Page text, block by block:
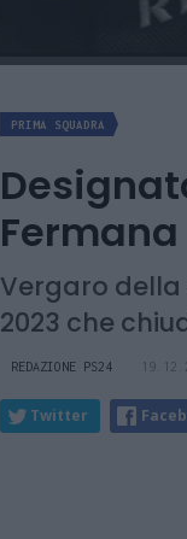
PRIMA SQUADRA
Fermana
Vergaro della
2023 che
REDAZIONE PS24
Twitter